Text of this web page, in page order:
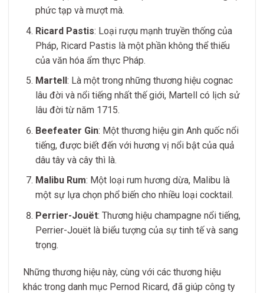
phức tạp và mượt mà.
Ricard Pastis: Loại rượu mạnh truyền thống của
Pháp, Ricard Pastis là một phần không thể thiếu
của văn hóa ẩm thực Pháp.
Martell: Là một trong những thương hiệu cognac
lâu đời và nổi tiếng nhất thế giới, Martell có lịch sử
lâu đời từ năm 1715.
Beefeater Gin: Một thương hiệu gin Anh quốc nổi
tiếng, được biết đến với hương vị nổi bật của quả
dâu tây và cây thì là.
Malibu Rum: Một loại rum hương dừa, Malibu là
một sự lựa chọn phổ biến cho nhiều loại cocktail.
Perrier-Jouët: Thương hiệu champagne nổi tiếng,
Perrier-Jouët là biểu tượng của sự tinh tế và sang
trọng.
Những thương hiệu này, cùng với các thương hiệu
khác trong danh mục Pernod Ricard, đã giúp công ty